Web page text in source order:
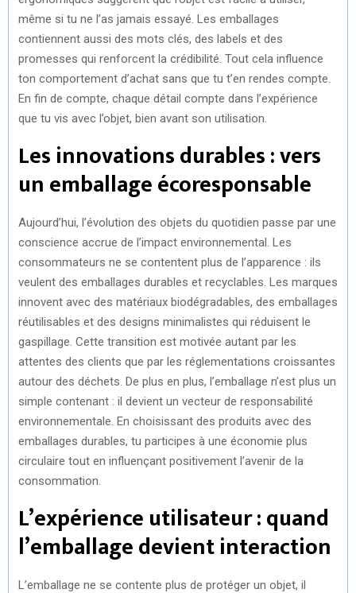
même si tu ne l’as jamais essayé. Les emballages
contiennent aussi des mots clés, des labels et des
promesses qui renforcent la crédibilité. Tout cela influence
ton comportement d’achat sans que tu t’en rendes compte.
En fin de compte, chaque détail compte dans l’expérience
que tu vis avec l’objet, bien avant son utilisation.
Les innovations durables : vers
un emballage écoresponsable
Aujourd’hui, l’évolution des objets du quotidien passe par une
conscience accrue de l’impact environnemental. Les
consommateurs ne se contentent plus de l’apparence : ils
veulent des emballages durables et recyclables. Les marques
innovent avec des matériaux biodégradables, des emballages
réutilisables et des designs minimalistes qui réduisent le
gaspillage. Cette transition est motivée autant par les
attentes des clients que par les réglementations croissantes
autour des déchets. De plus en plus, l’emballage n’est plus un
simple contenant : il devient un vecteur de responsabilité
environnementale. En choisissant des produits avec des
emballages durables, tu participes à une économie plus
circulaire tout en influençant positivement l’avenir de la
consommation.
L’expérience utilisateur : quand
l’emballage devient interaction
L’emballage ne se contente plus de protéger un objet, il